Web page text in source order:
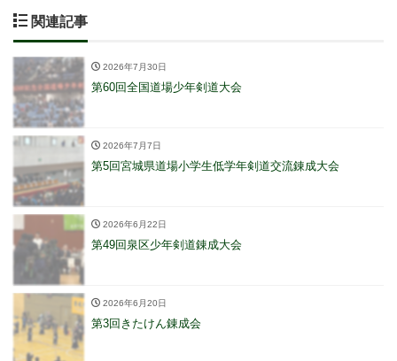
関連記事
2026年7月30日
第60回全国道場少年剣道大会
2026年7月7日
第5回宮城県道場小学生低学年剣道交流錬成大会
2026年6月22日
第49回泉区少年剣道錬成大会
2026年6月20日
第3回きたけん錬成会